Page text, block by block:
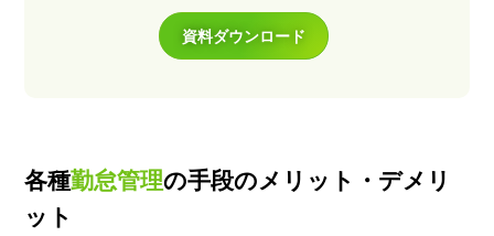
資料ダウンロード
各種勤怠管理の手段のメリット・デメリ
ット